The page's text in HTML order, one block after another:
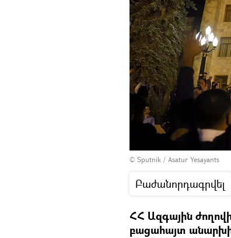
© Sputnik / Asatur Yesayants
Բաժանորդագրվել
ՀՀ Ազգային
բացահայտ